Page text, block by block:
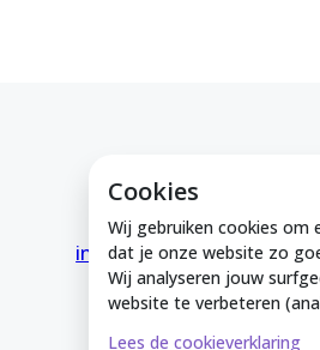
Cookies
Wij gebruiken cookies om
dat je onze website zo
Wij analyseren jouw
website te verbeteren
Lees de cookieverklaring
E-mail ons
info@medeinzutphen.nl